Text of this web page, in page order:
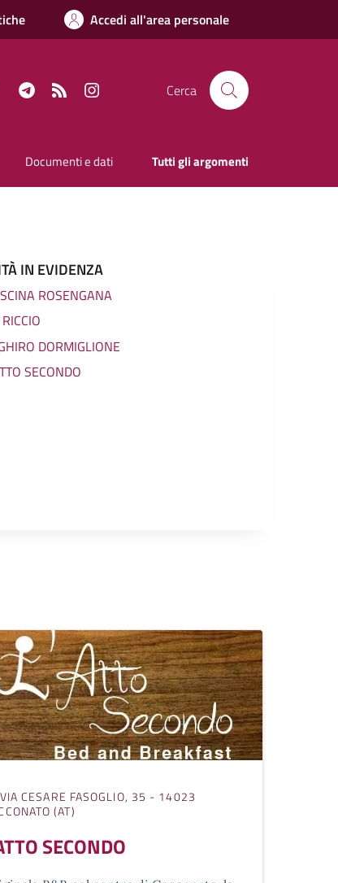
Accedi all'area personale
FacebookTelegramRSS Cerca
Documenti e dati Tutti gli argomenti
IN EVIDENZA
ROSENGANA
DORMIGLIONE
SECONDO
CESARE FASOGLIO, 35 - 14023
(AT)
SECONDO